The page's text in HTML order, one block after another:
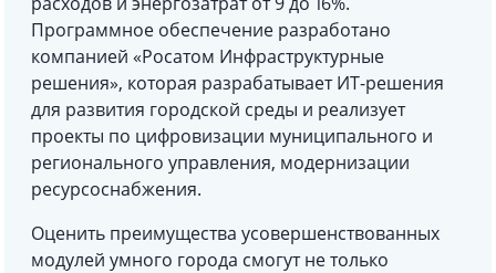
Программное обеспечение разработано
компанией «Росатом Инфраструктурные
решения», которая разрабатывает ИТ-решения
для развития городской среды и реализует
проекты по цифровизации муниципального и
регионального управления, модернизации
ресурсоснабжения.
Оценить преимущества усовершенствованных
модулей умного города смогут не только